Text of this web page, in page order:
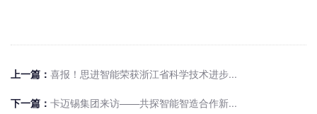
上一篇： 喜报！思进智能荣获浙江省科学技术进步...
下一篇： 卡迈锡集团来访——共探智能智造合作新...